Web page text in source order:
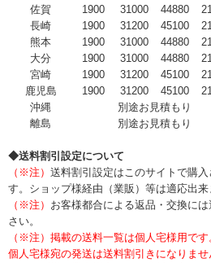
佐賀
1900 31000 44880
長崎
1900 31200 45100
熊本
1900 31000 44880
大分
1900 31000 44880
宮崎
1900 31200 45100
鹿児島
1900 31200 45100
沖縄
別途お見積もり
離島
別途お見積もり
◆送料割引設定について
（※注） 送料割引設定はこのサイトで購
す。ショップ様経由（業販）等は適応出来
（※注） お客様都合による返品・交換に
さい。
（※注）掲載の送料一覧は個人宅様用です
個人宅様宛の発送は送料割引きになりませ